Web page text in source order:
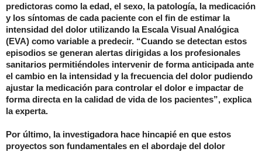
predictoras como la edad, el sexo, la patología, la medicación
y los síntomas de cada paciente con el fin de estimar la
intensidad del dolor utilizando la Escala Visual Analógica
(EVA) como variable a predecir. “Cuando se detectan estos
episodios se generan alertas dirigidas a los profesionales
sanitarios permitiéndoles intervenir de forma anticipada ante
el cambio en la intensidad y la frecuencia del dolor pudiendo
ajustar la medicación para controlar el dolor e impactar de
forma directa en la calidad de vida de los pacientes”, explica
la experta.
Por último, la investigadora hace hincapié en que estos
proyectos son fundamentales en el abordaje del dolor